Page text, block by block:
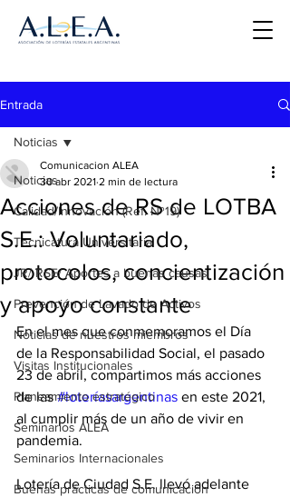
Entrada
Noticias
Calidad/Innovación (Ref. Nº19)
Tecnicatura Universitaria
JR/ RSE/ Aportes a buenas causas
Prevención de Lavado de Activos
Noticias de nuestros miembros
Visitas Institucionales
Planeamiento estratégico
Seminarios ALEA
Seminarios Internacionales
Buenas prácticas de comunicación
Noticias
Acciones de RS de LOTBA
S.E.: Voluntariado,
protocolos, concientización
y apoyo constante
Comunicacion ALEA
30 abr 2021 2 min de lectura
En el mes que conmemoramos el Día
de la Responsabilidad Social, el pasado
23 de abril, compartimos más acciones
de las #loteríasargentinas en este 2021,
al cumplir más de un año de vivir en
pandemia.
Lotería de Ciudad S.E. llevó adelante